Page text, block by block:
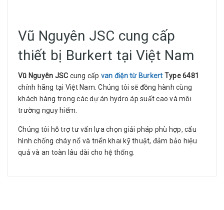
Vũ Nguyên JSC cung cấp
thiết bị Burkert tại Việt Nam
Vũ Nguyên JSC cung cấp van điện từ Burkert Type 6481
chính hãng tại Việt Nam. Chúng tôi sẽ đồng hành cùng
khách hàng trong các dự án hydro áp suất cao và môi
trường nguy hiểm.
Chúng tôi hỗ trợ tư vấn lựa chọn giải pháp phù hợp, cấu
hình chống cháy nổ và triển khai kỹ thuật, đảm bảo hiệu
quả và an toàn lâu dài cho hệ thống.